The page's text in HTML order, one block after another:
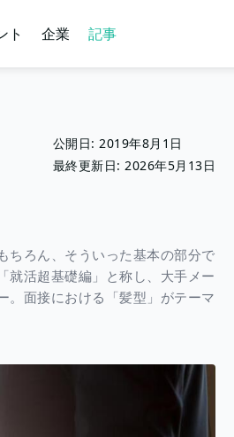
ト 企業 記事
公開日:2019年8月1日
最終更新日:2026年5月13日
ちろん、そういった基本の部分で
就活超基礎編」と称し、大手メー
。面接における「髪型」がテーマ